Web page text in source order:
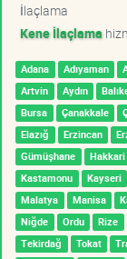
İlaçlama
Kene İlaçlama
Adana Adıyaman
Artvin
Aydın
Bursa
Çanakkale
Elazığ
Erzincan
Gümüşhane
Hakkari
Kastamonu
Kayseri
Malatya
Manisa
Niğde
Ordu Rize
Tekirdağ
Tokat